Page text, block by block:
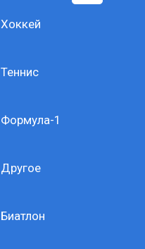
Хоккей
Теннис
Формула-1
Другое
Биатлон